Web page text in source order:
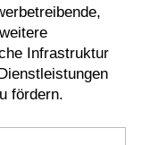
Infrastruktur
fördern.